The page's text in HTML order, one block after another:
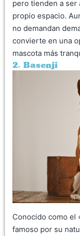
pero tienden a
propio espacio.
no demandan
convierte en una
mascota más
2. Basenji
Conocido como el
famoso por su